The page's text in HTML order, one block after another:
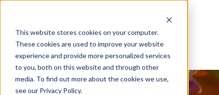
This website stores cookies on your computer.
These cookies are used to improve your website
experience and provide more personalized services
to you, both on this website and through other
media. To find out more about the cookies we use,
see our Privacy Policy.